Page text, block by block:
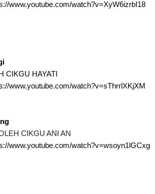
www.youtube.com/watch?v=XyW6izrbI18
CIKGU HAYATI
www.youtube.com/watch?v=sThrrlXKjXM
CIKGU ANI AN
www.youtube.com/watch?v=wsoyn1lGCxg